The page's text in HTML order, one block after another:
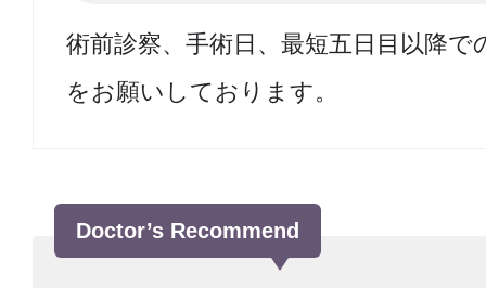
術前診察、手術日、最短五日目以降で
をお願いしております。
Doctor’s Recommend